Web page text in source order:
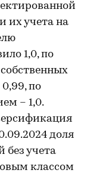
их учета на
1,0, по
по
– 1,0.
доля
без учета
классом